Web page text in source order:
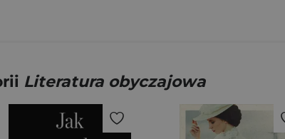
Literatura obyczajowa